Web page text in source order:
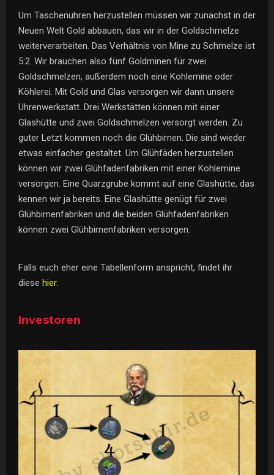
Um Taschenuhren herzustellen müssen wir zunächst in der
Neuen Welt Gold abbauen, das wir in der Goldschmelze
weiterverarbeiten. Das Verhältnis von Mine zu Schmelze ist
5:2. Wir brauchen also fünf Goldminen für zwei
Goldschmelzen, außerdem noch eine Kohlemine oder
Köhlerei. Mit Gold und Glas versorgen wir dann unsere
Uhrenwerkstatt. Drei Werkstätten können mit einer
Glashütte und zwei Goldschmelzen versorgt werden. Zu
guter Letzt kommen noch die Glühbirnen. Die sind wieder
etwas einfacher gestaltet. Um Glühfäden herzustellen
können wir zwei Glühfadenfabriken mit einer Kohlemine
versorgen. Eine Quarzgrube kommt auf eine Glashütte, das
kennen wir ja bereits. Eine Glashütte genügt für zwei
Glühbirnenfabriken und die beiden Glühfadenfabriken
können zwei Glühbirnenfabriken versorgen.
Falls euch eher eine Tabellenform anspricht, findet ihr
diese hier.
Investoren